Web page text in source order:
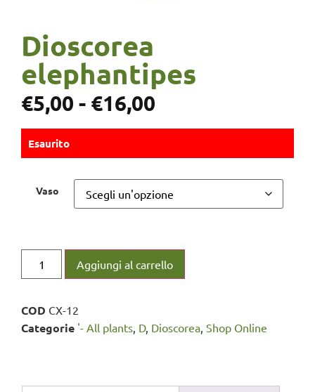
Dioscorea
elephantipes
€5,00 - €16,00
Esaurito
Vaso
Aggiungi al carrello
COD CX-12
Categorie '- All plants, D, Dioscorea, Shop Online